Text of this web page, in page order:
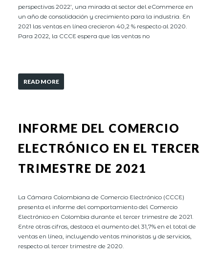
perspectivas 2022’, una mirada al sector del eCommerce en
un año de consolidación y crecimiento para la industria. En
2021 las ventas en línea crecieron 40,2 % respecto al 2020.
Para 2022, la CCCE espera que las ventas no
READ MORE
INFORME DEL COMERCIO
ELECTRÓNICO EN EL TERCER
TRIMESTRE DE 2021
La Cámara Colombiana de Comercio Electrónico (CCCE)
presenta el informe del comportamiento del Comercio
Electrónico en Colombia durante el tercer trimestre de 2021.
Entre otras cifras, destaca el aumento del 31,7% en el total de
ventas en línea, incluyendo ventas minoristas y de servicios,
respecto al tercer trimestre de 2020.